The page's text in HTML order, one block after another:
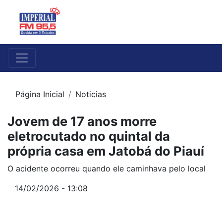
Página Inicial Noticias
Jovem de 17 anos morre
eletrocutado no quintal da
própria casa em Jatobá do Piauí
O acidente ocorreu quando ele caminhava pelo local
14/02/2026 - 13:08